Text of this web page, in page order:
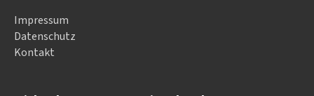
Impressum
Datenschutz
Kontakt